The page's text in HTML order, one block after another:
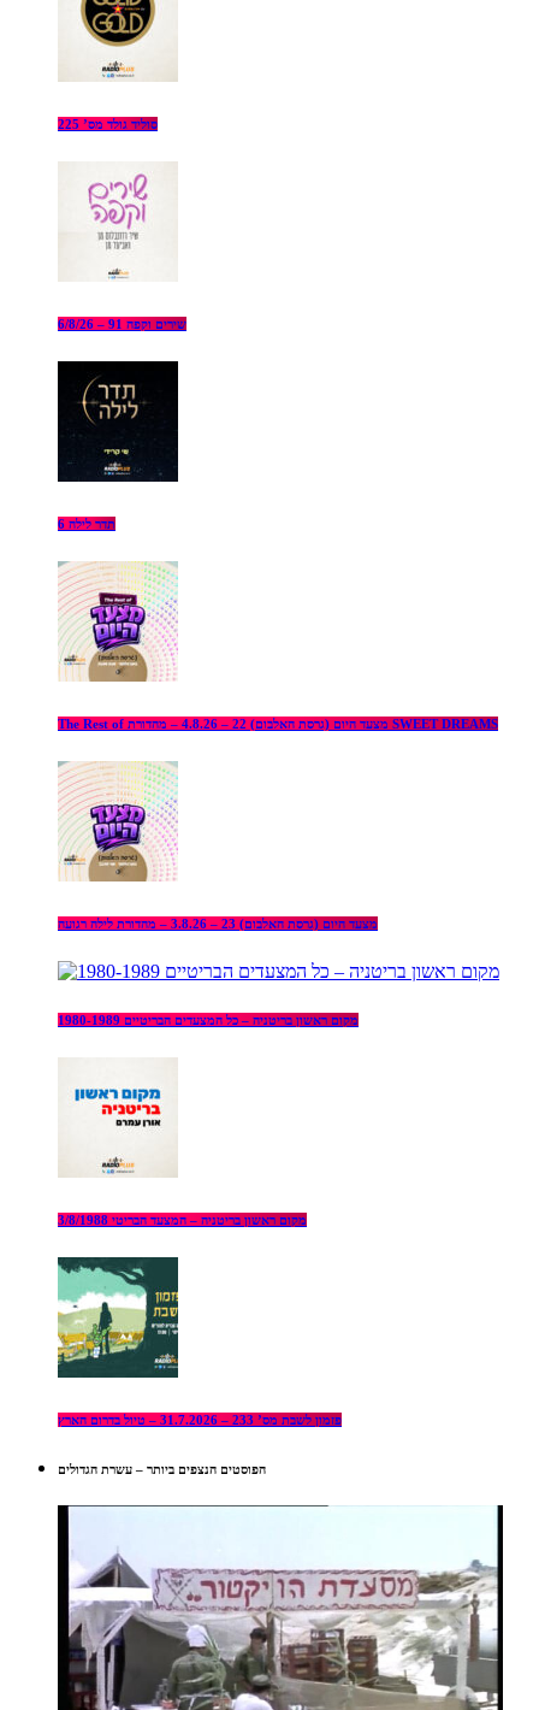
סוליד גולד מס’ 225
שירים וקפה 91 – 6/8/26
תדר לילה 6
The Rest of מצעד היום (גרסת האלבום) 22 – 4.8.26 – מהדורת SWEET DREAMS
מצעד היום (גרסת האלבום) 23 – 3.8.26 – מהדורת לילה רגועה
מקום ראשון בריטניה – כל המצעדים הבריטיים 1980-1989
מקום ראשון בריטניה – המצעד הבריטי 3/8/1988
פזמון לשבת מס’ 233 – 31.7.2026 – טיול בדרום הארץ
הפוסטים הנצפים ביותר – עשרת הגדולים